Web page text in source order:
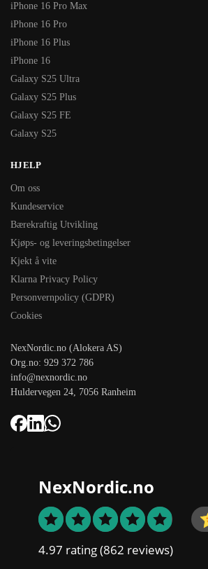
iPhone 16 Pro Max
iPhone 16 Pro
iPhone 16 Plus
iPhone 16
Galaxy S25 Ultra
Galaxy S25 Plus
Galaxy S25 FE
Galaxy S25
HJELP
Om oss
Kundeservice
Bærekraftig Utvikling
Kjøps- og leveringsbetingelser
Kjekt å vite
Klarna Privacy Policy
Personvernpolicy (GDPR)
Cookies
NexNordic.no (Alokera AS)
Org.no: 929 372 786
info@nexnordic.no
Huldervegen 24, 7056 Ranheim
NexNordic.no
4.97 rating(862 reviews)